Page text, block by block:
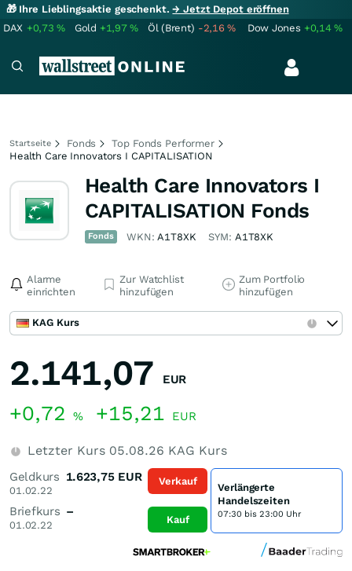
🎁 Ihre Lieblingsaktie geschenkt.→ Jetzt Depot eröffnen
DAX +0,73% Gold +1,97% Öl (Brent) -2,16% Dow Jones +0,14%
Startseite Fonds
Top Fonds Performer
Health Care Innovators I CAPITALISATION
Health Care Innovators I
CAPITALISATION Fonds
Fonds WKN:A1T8XK SYM: A1T8XK
Alarme
einrichten
Zur Watchlist
hinzufügen
Zum Portfolio
hinzufügen
KAG Kurs
2.141,07 EUR
+0,72 % +15,21 EUR
Letzter Kurs 05.08.26 KAG Kurs
Geldkurs
01.02.22
1.623,75 EUR
Briefkurs
01.02.22
–
Verkauf
Kauf
Verlängerte
Handelszeiten
07:30 bis 23:00 Uhr